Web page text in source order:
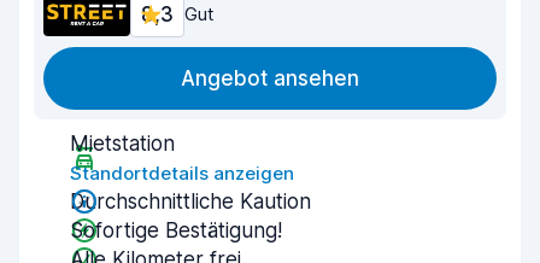
8,3 Gut
Angebot ansehen
Mietstation
Standortdetails anzeigen
Durchschnittliche Kaution
Sofortige Bestätigung!